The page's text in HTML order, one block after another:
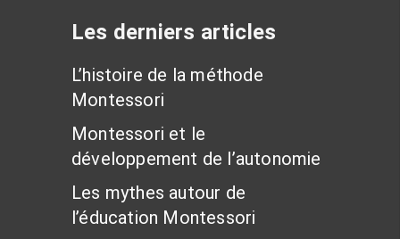
Les derniers articles
L’histoire de la méthode
Montessori
Montessori et le
développement de l’autonomie
Les mythes autour de
l’éducation Montessori